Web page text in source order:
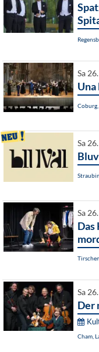
Sa
Una
Sa
Sa
Das
Sa
Der
Cham,